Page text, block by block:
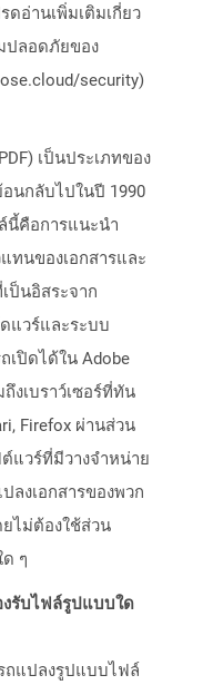
อ่านเพิ่มเติมเกี่ยว
ปลอดภัยของ
security)
เป็นประเภทของ
อนกลับไปในปี 1990
นี้คือการแนะนำ
ทนของเอกสารและ
ป็นอิสระจาก
แวร์และระบบ
เปิดได้ใน Adobe
งเบราว์เซอร์ที่ทัน
Firefox ผ่านส่วน
แวร์ที่มีวางจำหน่าย
ลงเอกสารของพวก
ไม่ต้องใช้ส่วน
ๆ
งรับไฟล์รูปแบบใด
ถแปลงรูปแบบไฟล์